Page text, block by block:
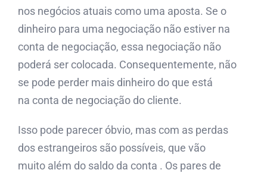
nos negócios atuais como uma aposta. Se o
dinheiro para uma negociação não estiver na
conta de negociação, essa negociação não
poderá ser colocada. Consequentemente, não
se pode perder mais dinheiro do que está
na conta de negociação do cliente.
Isso pode parecer óbvio, mas com as perdas
dos estrangeiros são possíveis, que vão
muito além do saldo da conta . Os pares de